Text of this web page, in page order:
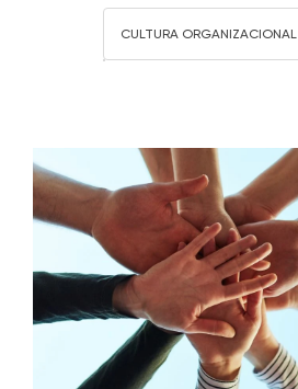
CULTURA ORGANIZACIONAL